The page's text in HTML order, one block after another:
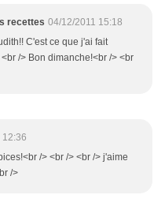
recettes 04/12/2011 15:18
C'est ce que j'ai fait
/> Bon dimanche!<br /> <br
12:36
/> <br /> <br /> j'aime
/>